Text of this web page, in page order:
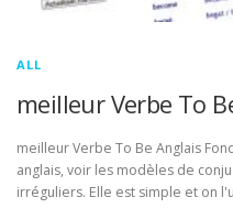
ALL
meilleur Verbe To
meilleur Verbe To Be Anglais
anglais, voir les modèles de
irréguliers. Elle est simple et on